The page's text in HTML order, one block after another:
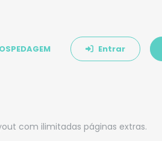
Entrar
com ilimitadas páginas extras.